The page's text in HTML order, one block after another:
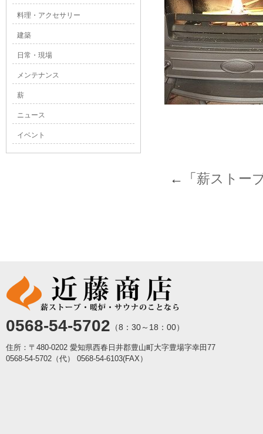
←「薪ストー
料理・アクセサリー
建築
日常・現場
メンテナンス
薪
ニュース
イベント
0568-54-5702 （8：30～18：00）
住所：〒480-0202 愛知県西春日井郡豊山町大字豊場字幸田77
0568-54-5702（代）
0568-54-6103(FAX）